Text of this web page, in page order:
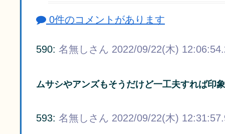
0件のコメントがあります
590: 名無しさん 2022/09/22(木)
ムサシやアンズもそうだけど一工夫すれば印
593: 名無しさん 2022/09/22(木)